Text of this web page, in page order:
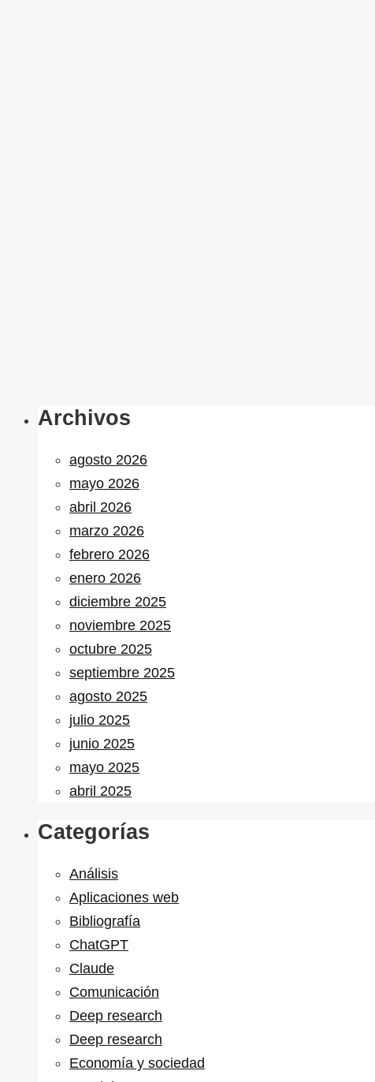
Archivos
agosto 2026
mayo 2026
abril 2026
marzo 2026
febrero 2026
enero 2026
diciembre 2025
noviembre 2025
octubre 2025
septiembre 2025
agosto 2025
julio 2025
junio 2025
mayo 2025
abril 2025
Categorías
Análisis
Aplicaciones web
Bibliografía
ChatGPT
Claude
Comunicación
Deep research
Deep research
Economía y sociedad